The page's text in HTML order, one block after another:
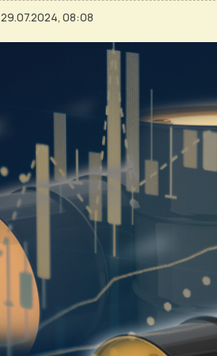
29.07.2024, 08:08